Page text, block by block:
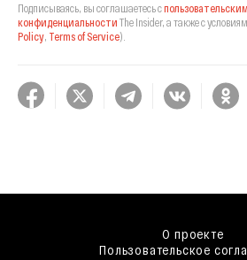
Подписываясь, вы соглашаетесь с
конфиденциальности The Insider, а также с
Policy, Terms of Service).
О проекте
Пользовательское